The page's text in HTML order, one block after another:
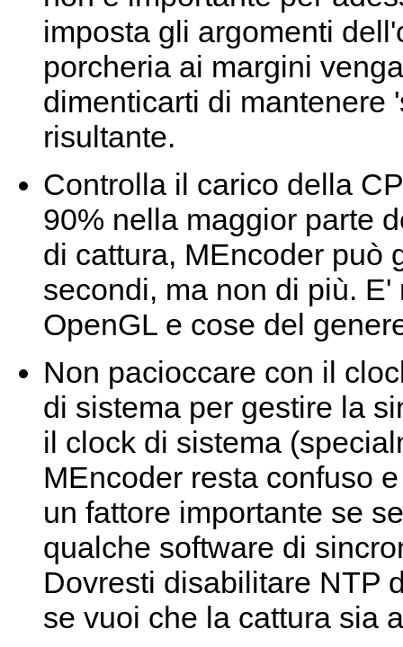
imposta gli argomenti
porcheria ai margini
dimenticarti di mantenere
risultante.
Controlla il carico della
90% nella maggior parte
di cattura, MEncoder può
secondi, ma non di più.
OpenGL e cose del
Non pacioccare con il
di sistema per gestire la
il clock di sistema
MEncoder resta confuso
un fattore importante se
qualche software di
Dovresti disabilitare NTP
se vuoi che la cattura sia